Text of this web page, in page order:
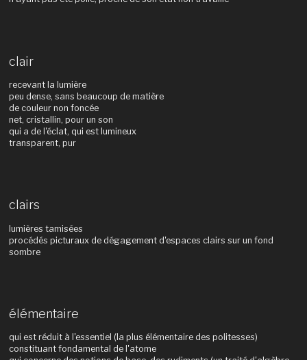
clair
recevant la lumière
peu dense, sans beaucoup de matière
de couleur non foncée
net, cristallin, pour un son
qui a de l'éclat, qui est lumineux
transparent, pur
clairs
lumières tamisées
procédés picturaux de dégagement d'espaces clairs sur un fond
sombre
élémentaire
qui est réduit à l'essentiel (la plus élémentaire des politesses)
constituant fondamental de l'atome